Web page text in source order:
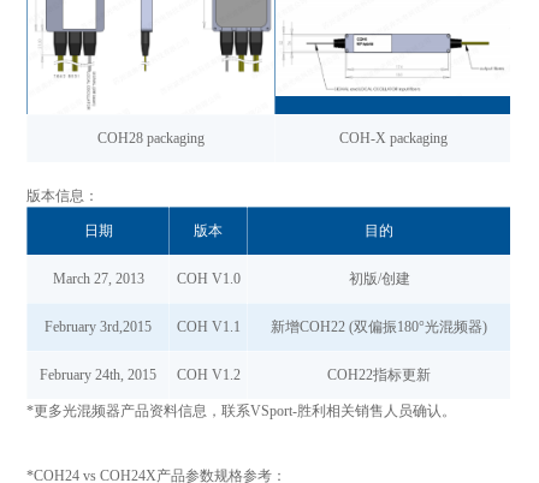
COH28 packaging COH-X packaging
版本信息：
日期 版本 目的
March 27, 2013 COH V1.0 初版/创建
February 3rd,2015 COH V1.1 新增COH22 (双偏振180°光混频器)
February 24th, 2015 COH V1.2 COH22指标更新
*更多光混频器产品资料信息，联系VSport-胜利相关销售人员确认。
*COH24 vs COH24X产品参数规格参考：